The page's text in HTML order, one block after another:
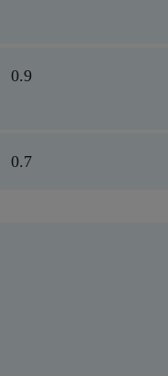
0.9
0.7